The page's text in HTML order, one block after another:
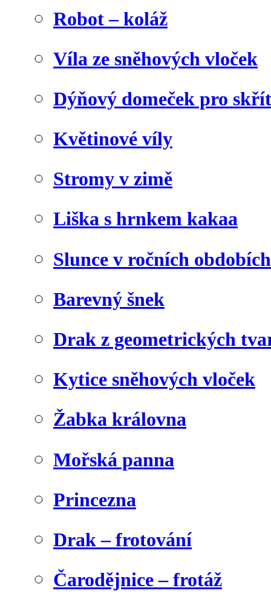
Robot – koláž
Víla ze sněhových vloček
Dýňový domeček pro
Květinové víly
Stromy v zimě
Liška s hrnkem kakaa
Slunce v ročních obdobích
Barevný šnek
Drak z geometrických
Kytice sněhových vloček
Žabka královna
Mořská panna
Princezna
Drak – frotování
Čarodějnice – frotáž